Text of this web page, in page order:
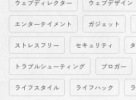
ウェブディレクター ウェブデザイン
エンターテイメント ガジェット
ストレスフリー セキュリティ
トラブルシューティング ブロガー
ライフスタイル ライフハック